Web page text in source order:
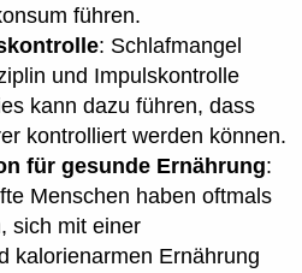
führen.
: Schlafmangel
und Impulskontrolle
kann dazu führen, dass
kontrolliert werden können.
für gesunde Ernährung:
Menschen haben oftmals
sich mit einer
kalorienarmen Ernährung